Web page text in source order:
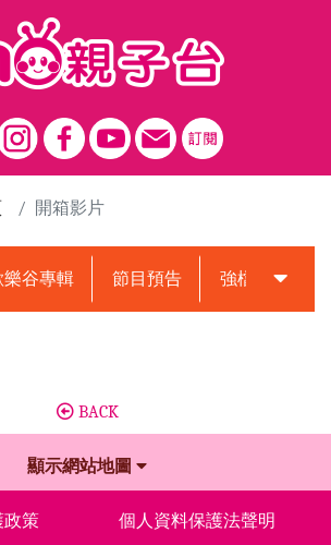
開箱影片
樂谷專輯 節目預告 強檔動畫預告
BACK
顯示網站地圖
政策
個人資料保護法聲明